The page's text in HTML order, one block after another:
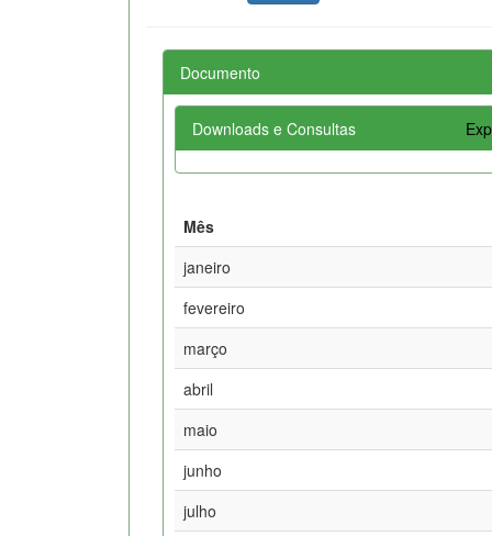
Documento
Downloads e Consultas
Mês
janeiro
fevereiro
março
abril
maio
junho
julho